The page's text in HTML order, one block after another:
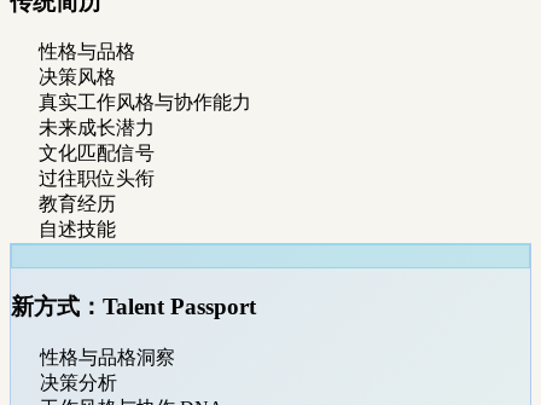
性格与品格
决策风格
真实工作风格与协作能力
未来成长潜力
文化匹配信号
过往职位头衔
教育经历
自述技能
新方式：Talent Passport
性格与品格洞察
决策分析